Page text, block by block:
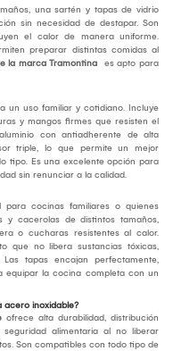
una sartén y tapas de vidrio
sin necesidad de destapar. Son
el calor de manera uniforme.
preparar distintas comidas al
la marca Tramontina
es apto para
un uso familiar y cotidiano. Incluye
y mangos firmes que resisten el
con antiadherente de alta
triple, lo que permite un mejor
tipo. Es una excelente opción para
sin renunciar a la calidad.
para cocinas familiares o quienes
y cacerolas de distintos tamaños,
o cucharas resistentes al calor.
que no libera sustancias tóxicas,
tapas encajan perfectamente,
equipar la cocina completa con un
acero inoxidable?
ofrece alta durabilidad, distribución
alimentaria al no liberar
Son compatibles con todo tipo de